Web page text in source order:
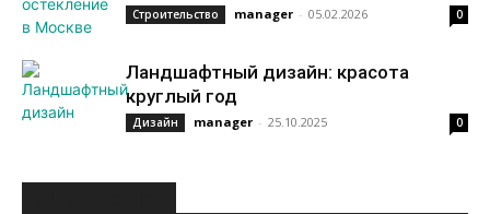
Строительство manager - 05.02.2026 0
Ландшафтный дизайн: красота
круглый год
Дизайн manager - 25.10.2025 0